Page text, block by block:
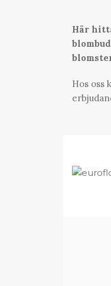
Här
Hos oss